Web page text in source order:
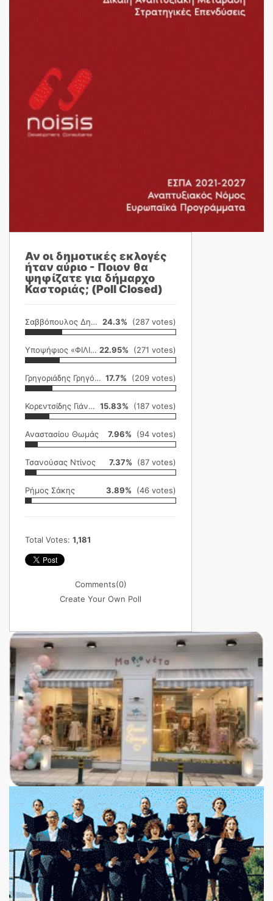
Αν οι δημοτικές εκλογές
ήταν αύριο - Ποιον θα
ψηφίζατε για δήμαρχο
Καστοριάς; (Poll Closed)
Σαββόπουλος Δημήτρης 24.3% (287 votes)
Υποψήφιος «ΦΙΛΙΚΗ ΕΤΑΙΡΕΙΑ» 22.95% (271 votes)
Γρηγοριάδης Γρηγόρης 17.7% (209 votes)
Κορεντσίδης Γιάννης 15.83% (187 votes)
Αναστασίου Θωμάς 7.96% (94 votes)
Τσανούσας Ντίνος 7.37% (87 votes)
Ρήμος Σάκης 3.89% (46 votes)
Total Votes: 1,181
Comments(0)
Create Your Own Poll